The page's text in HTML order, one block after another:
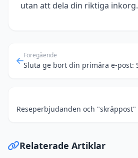
utan att dela din riktiga inkorg.
Föregående
Relaterade Artiklar